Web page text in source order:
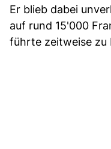
Er blieb dabei
auf rund 15'000
führte zeitweise zu